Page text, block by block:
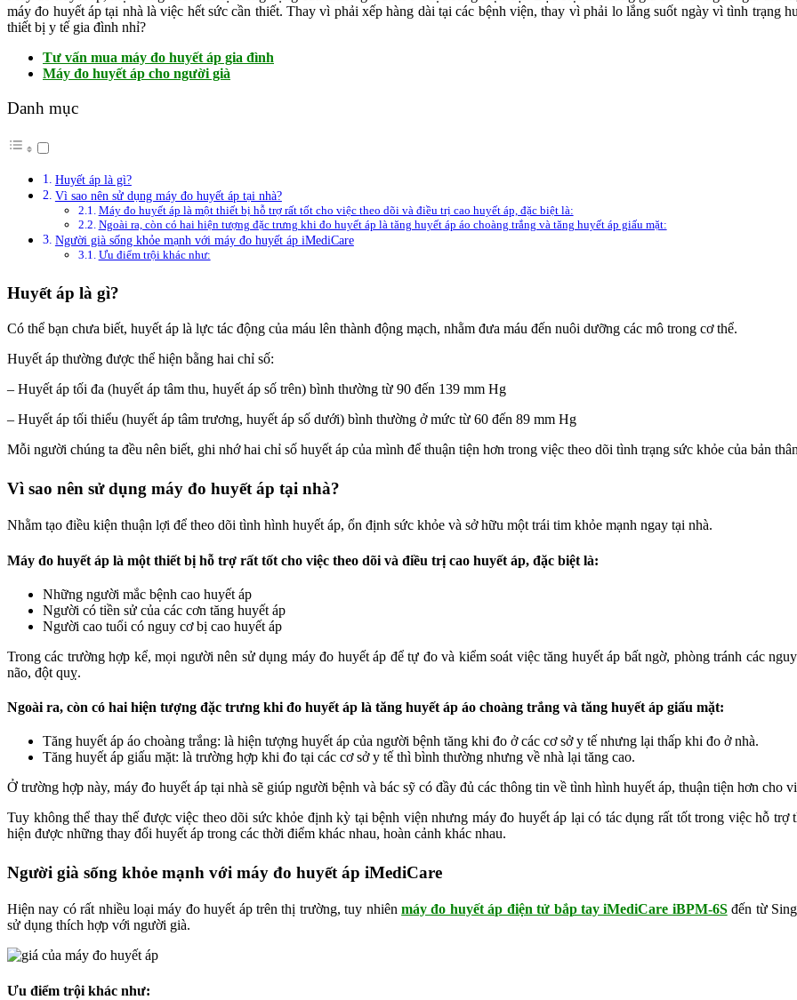
máy đo huyết áp tại nhà là việc hết sức cần thiết. Thay vì phải xếp hàng dài tại các bệnh viện, thay vì phải lo lắng suốt ngày vì tình trạng
thiết bị y tế gia đình nhỉ?
Tư vấn mua máy đo huyết áp gia đình
Máy đo huyết áp cho người già
Danh mục
Huyết áp là gì?
Vì sao nên sử dụng máy đo huyết áp tại nhà?
Máy đo huyết áp là một thiết bị hỗ trợ rất tốt cho việc theo dõi và điều trị cao huyết áp, đặc biệt là:
Ngoài ra, còn có hai hiện tượng đặc trưng khi đo huyết áp là tăng huyết áp áo choàng trắng và tăng huyết áp giấu mặt:
Người già sống khỏe mạnh với máy đo huyết áp iMediCare
Ưu điểm trội khác như:
Huyết áp là gì?
Có thể bạn chưa biết, huyết áp là lực tác động của máu lên thành động mạch, nhằm đưa máu đến nuôi dưỡng các mô trong cơ thể.
Huyết áp thường được thể hiện bằng hai chỉ số:
– Huyết áp tối đa (huyết áp tâm thu, huyết áp số trên) bình thường từ 90 đến 139 mm Hg
– Huyết áp tối thiểu (huyết áp tâm trương, huyết áp số dưới) bình thường ở mức từ 60 đến 89 mm Hg
Mỗi người chúng ta đều nên biết, ghi nhớ hai chỉ số huyết áp của mình để thuận tiện hơn trong việc theo dõi tình trạng sức khỏe của bản
Vì sao nên sử dụng máy đo huyết áp tại nhà?
Nhằm tạo điều kiện thuận lợi để theo dõi tình hình huyết áp, ổn định sức khỏe và sở hữu một trái tim khỏe mạnh ngay tại nhà.
Máy đo huyết áp là một thiết bị hỗ trợ rất tốt cho việc theo dõi và điều trị cao huyết áp, đặc biệt là:
Những người mắc bệnh cao huyết áp
Người có tiền sử của các cơn tăng huyết áp
Người cao tuổi có nguy cơ bị cao huyết áp
Trong các trường hợp kể, mọi người nên sử dụng máy đo huyết áp để tự đo và kiểm soát việc tăng huyết áp bất ngờ, phòng tránh các
não, đột quỵ.
Ngoài ra, còn có hai hiện tượng đặc trưng khi đo huyết áp là tăng huyết áp áo choàng trắng và tăng huyết áp giấu mặt:
Tăng huyết áp áo choàng trắng: là hiện tượng huyết áp của người bệnh tăng khi đo ở các cơ sở y tế nhưng lại thấp khi đo ở nhà.
Tăng huyết áp giấu mặt: là trường hợp khi đo tại các cơ sở y tế thì bình thường nhưng về nhà lại tăng cao.
Ở trường hợp này, máy đo huyết áp tại nhà sẽ giúp người bệnh và bác sỹ có đầy đủ các thông tin về tình hình huyết áp, thuận tiện hơn cho
Tuy không thể thay thế được việc theo dõi sức khỏe định kỳ tại bệnh viện nhưng máy đo huyết áp lại có tác dụng rất tốt trong việc hỗ
hiện được những thay đổi huyết áp trong các thời điểm khác nhau, hoàn cảnh khác nhau.
Người già sống khỏe mạnh với máy đo huyết áp iMediCare
Hiện nay có rất nhiều loại máy đo huyết áp trên thị trường, tuy nhiênmáy đo huyết áp điện tử bắp tay iMediCare iBPM-6Sđến từ
sử dụng thích hợp với người già.
Ưu điểm trội khác như: